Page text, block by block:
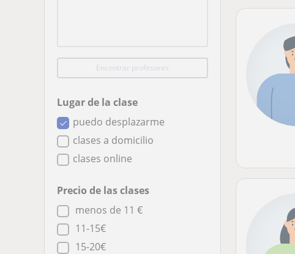
Encontrar profesores
Lugar de la clase
puedo desplazarme
clases a domicilio
clases online
Precio de las clases
menos de 11 €
11-15€
15-20€